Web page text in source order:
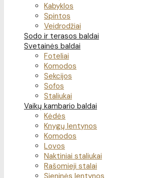
Kabyklos
Spintos
Veidrodžiai
Sodo ir terasos baldai
Svetainės baldai
Foteliai
Komodos
Sekcijos
Sofos
Staliukai
Vaikų kambario baldai
Kėdės
Knygų lentynos
Komodos
Lovos
Naktiniai staliukai
Rašomieji stalai
Sieninės lentynos